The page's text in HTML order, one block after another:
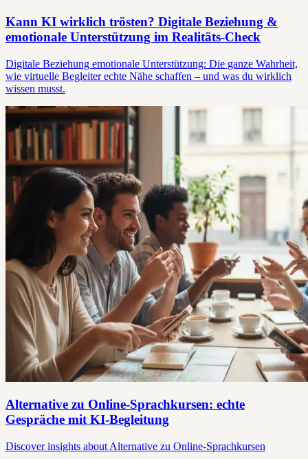
Kann KI wirklich trösten? Digitale Beziehung &
emotionale Unterstützung im Realitäts-Check
Digitale Beziehung emotionale Unterstützung: Die ganze Wahrheit,
wie virtuelle Begleiter echte Nähe schaffen – und was du wirklich
wissen musst.
Alternative zu Online-Sprachkursen: echte
Gespräche mit KI-Begleitung
Discover insights about Alternative zu Online-Sprachkursen